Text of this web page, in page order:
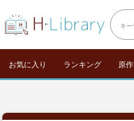
お気に入り ランキング 原作